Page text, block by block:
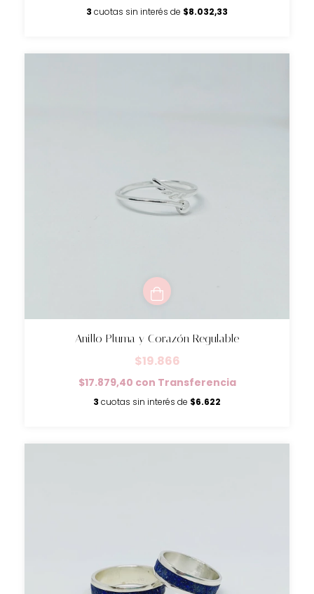
3 cuotas sin interés de $8.032,33
Anillo Pluma y Corazón Regulable
$19.866
$17.879,40 con Transferencia
3 cuotas sin interés de $6.622